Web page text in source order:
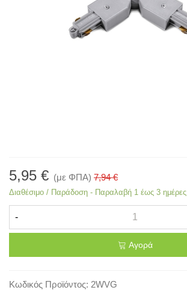
5,95 € (με ΦΠΑ) 7,94 €
Διαθέσιμο / Παράδοση - Παραλαβή 1 έως 3 ημέρες
-
Αγορά
Κωδικός Προϊόντος: 2WVG